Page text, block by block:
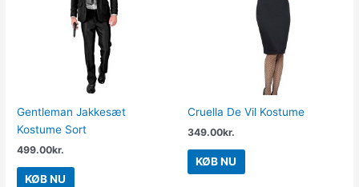
Gentleman Jakkesæt
Kostume Sort
499.00kr.
KØB NU
Cruella De Vil Kostume
349.00kr.
KØB NU